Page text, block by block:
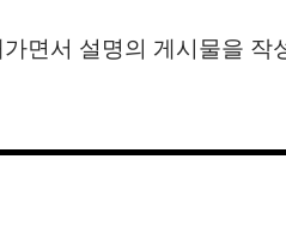
면서 설명의 게시물을 작